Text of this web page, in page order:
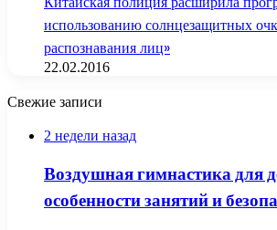
использованию солнцезащитных
распознавания лиц»
22.02.2016
Свежие записи
2 недели назад
Воздушная гимнастика для
особенности занятий и